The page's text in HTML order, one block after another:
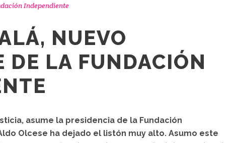
Independiente
NUEVO
DE LA FUNDACIÓN
asume la presidencia de la Fundación
Olcese ha dejado el listón muy alto. Asumo este